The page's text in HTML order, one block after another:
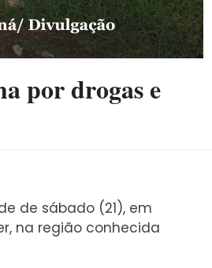
por drogas e
de sábado (21), em
na região conhecida